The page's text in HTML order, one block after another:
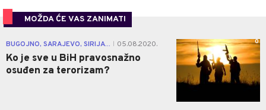
MOŽDA ĆE VAS ZANIMATI
BUGOJNO, SARAJEVO, SIRIJA... 05.08.2020.
Ko je sve u BiH pravosnažno
osuđen za terorizam?
0